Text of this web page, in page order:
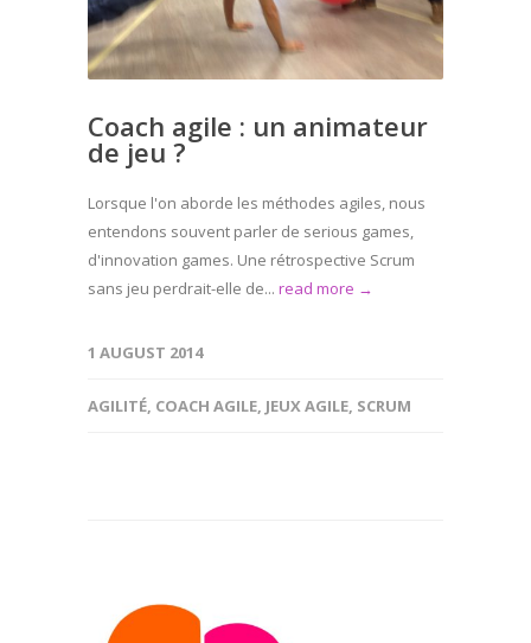
Coach agile : un animateur
de jeu ?
Lorsque l'on aborde les méthodes agiles, nous
entendons souvent parler de serious games,
d'innovation games. Une rétrospective Scrum
sans jeu perdrait-elle de... read more →
1 AUGUST 2014
AGILITÉ, COACH AGILE, JEUX AGILE, SCRUM